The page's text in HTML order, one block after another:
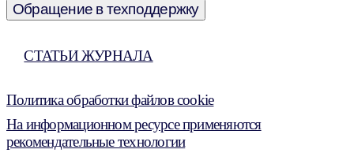
Обращение в техподдержку
СТАТЬИ ЖУРНАЛА
Политика обработки файлов cookie
На информационном ресурсе применяются
рекомендательные технологии